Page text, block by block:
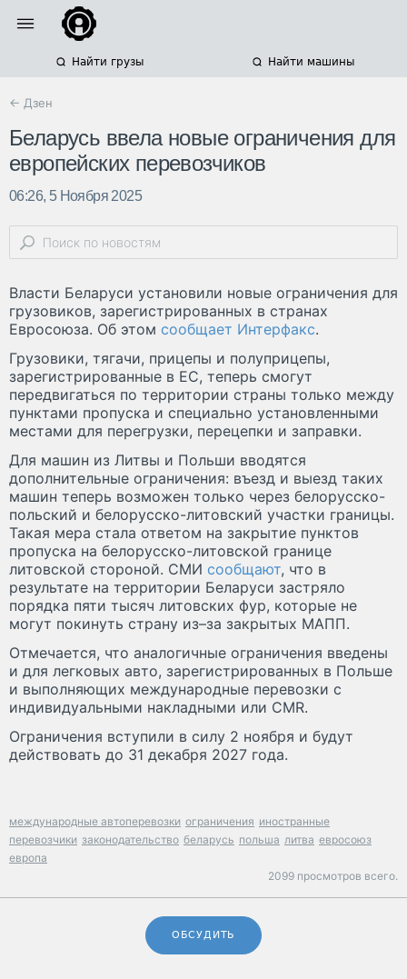
Найти грузы Найти машины
← Дзен
Беларусь ввела новые ограничения для
европейских перевозчиков
06:26, 5 Ноября 2025
Власти Беларуси установили новые ограничения для
грузовиков, зарегистрированных в странах
Евросоюза. Об этом сообщает Интерфакс.
Грузовики, тягачи, прицепы и полуприцепы,
зарегистрированные в ЕС, теперь cмогут
передвигаться по территории страны только между
пунктами пропуска и специально установленными
местами для перегрузки, перецепки и заправки.
Для машин из Литвы и Польши вводятся
дополнительные ограничения: въезд и выезд таких
машин теперь возможен только через белорусско-
польский и белорусско-литовский участки границы.
Такая мера стала ответом на закрытие пунктов
пропуска на белорусско-литовской границе
литовской стороной. СМИ сообщают, что в
результате на территории Беларуси застряло
порядка пяти тысяч литовских фур, которые не
могут покинуть страну из–за закрытых МАПП.
Отмечается, что аналогичные ограничения введены
и для легковых авто, зарегистрированных в Польше
и выполняющих международные перевозки с
индивидуальными накладными или CMR.
Ограничения вступили в силу 2 ноября и будут
действовать до 31 декабря 2027 года.
международные автоперевозки ограничения иностранные
перевозчики законодательство беларусь польша литва евросоюз
европа
2099 просмотров всего.
ОБСУДИТЬ